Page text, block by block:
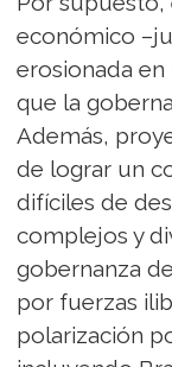
económico
erosionada
que la
Además,
de lograr un
difíciles de
complejos y
gobernanza
por fuerzas
polarización